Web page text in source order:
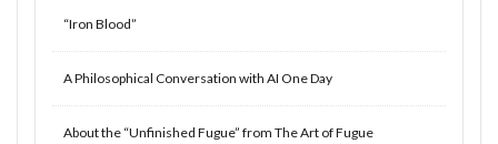
“Iron Blood”
A Philosophical Conversation with AI One Day
About the “Unfinished Fugue” from The Art of Fugue